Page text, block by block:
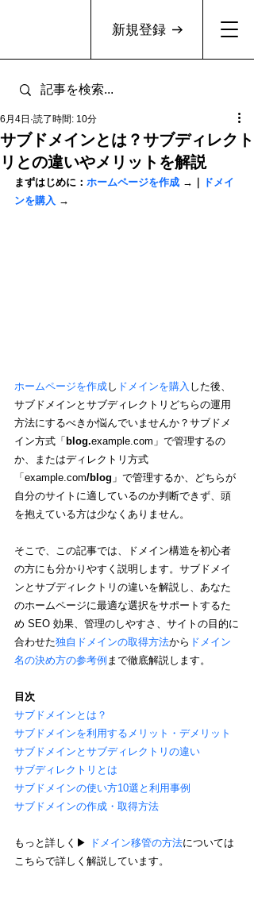
新規登録
サブドメインとは？サブディレクト
リとの違いやメリットを解説
6月4日 読了時間: 10分
まずはじめに： ホームページを作成 →｜
ドメイ
ンを購入 →
ホームページを作成し ドメインを購入 した後、
サブドメインとサブディレクトリどちらの運用
方法にするべきか悩んでいませんか？サブドメ
イン方式「blog.example.com」で管理するの
か、またはディレクトリ方式
「example.com/blog 」で管理するか、どちらが
自分のサイトに適しているのか判断できず、頭
を抱えている方は少なくありません。
そこで、この記事では、ドメイン構造を初心者
の方にも分かりやすく説明します。サブドメイ
ンとサブディレクトリの違いを解説し、あなた
のホームページに最適な選択をサポートするた
め SEO 効果、管理のしやすさ、サイトの目的に
合わせた独自ドメインの取得方法から ドメイン
名の決め方の参考例 まで徹底解説します。
目次
サブドメインとは？
サブドメインを利用するメリット・デメリット
サブドメインとサブディレクトリの違い
サブディレクトリとは
サブドメインの使い方10選と利用事例
サブドメインの作成・取得方法
もっと詳しく▶︎ ドメイン移管の方法については
こちらで詳しく解説しています。